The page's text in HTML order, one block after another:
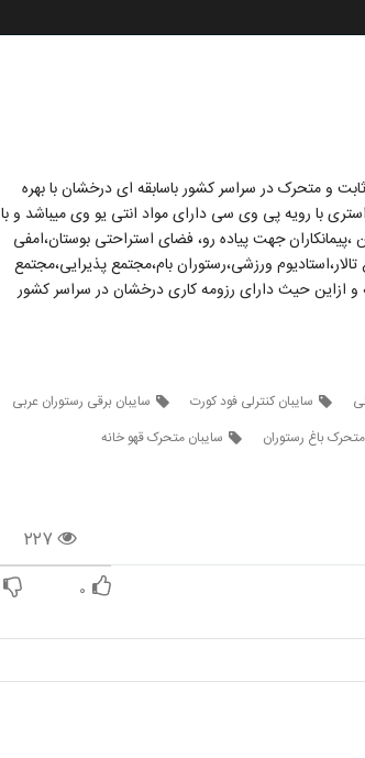
و متحرک در سراسر کشور باسابقه ای درخشان با بهره
با رویه پی وی سی دارای مواد انتی یو وی میباشد و با
جهت پیاده رو، فضای استراحتی بوستان،امفی
تالار،استادیوم ورزشی،رستوران بام،مجتمع پذیرایی،مجتمع
و ازاین حیث دارای رزومه کاری درخشان در سراسر کشور
سایبان کنترلی فود کورت
سایبان برقی رستوران عربی
باغ رستوران
سایبان متحرک قهو خانه
۲۲۷
۰